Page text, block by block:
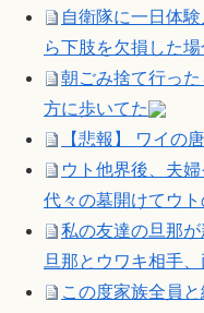
自衛隊に一日体
ら下肢を欠損した場
朝ごみ捨て行っ
方に歩いてた
【悲報】 ワイの
ウト他界後、夫
代々の墓開けてウト
私の友達の旦那
旦那とウワキ相手、
この度家族全員